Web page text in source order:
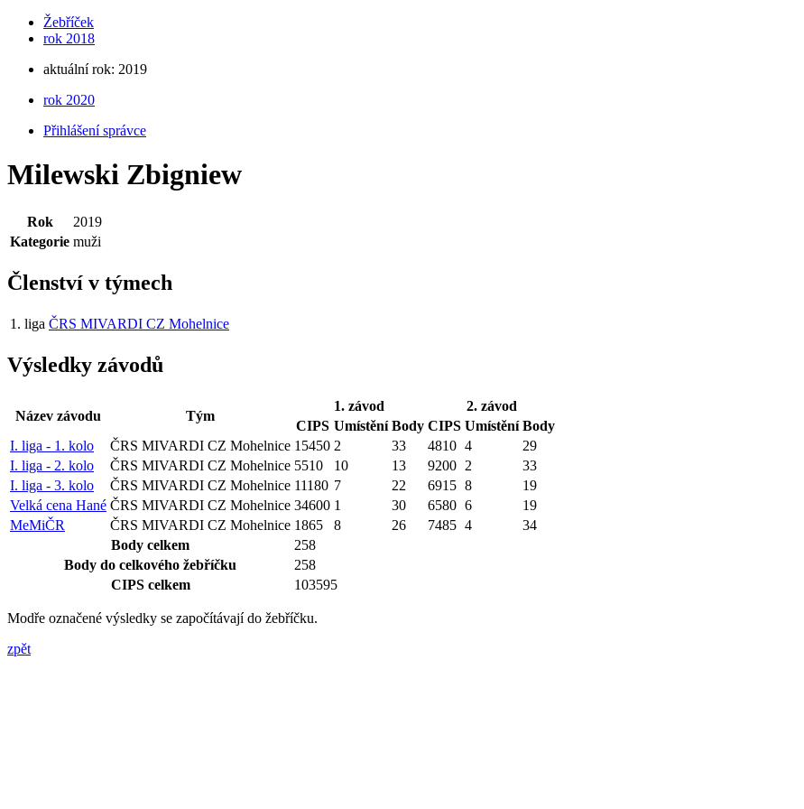
Žebříček
rok 2018
aktuální rok: 2019
rok 2020
Přihlášení správce
Milewski Zbigniew
Rok
2019
Kategorie muži
Členství v týmech
1. liga ČRS MIVARDI CZ Mohelnice
Výsledky závodů
Název závodu Tým
1. závod
2. závod
CIPS Umístění Body CIPS Umístění Body
I. liga - 1. kolo
ČRS MIVARDI CZ Mohelnice 15450 2 33 4810 4
29
I. liga - 2. kolo
ČRS MIVARDI CZ Mohelnice 5510 10 13 9200 2
33
I. liga - 3. kolo
ČRS MIVARDI CZ Mohelnice 11180 7 22 6915 8
19
Velká cena Hané ČRS MIVARDI CZ Mohelnice 34600 1 30 6580 6
19
MeMiČR
ČRS MIVARDI CZ Mohelnice 1865 8 26 7485 4
34
Body celkem
258
Body do celkového žebříčku
258
CIPS celkem
103595
Modře označené výsledky se započítávají do žebříčku.
zpět